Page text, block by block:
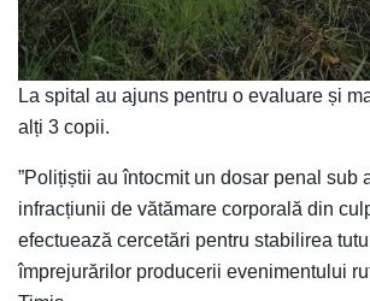
La spital au ajuns pentru o evaluare și
alți 3 copii.
”Polițiștii au întocmit un dosar penal sub
infracțiunii de vătămare corporală din
efectuează cercetări pentru stabilirea
împrejurărilor producerii evenimentului